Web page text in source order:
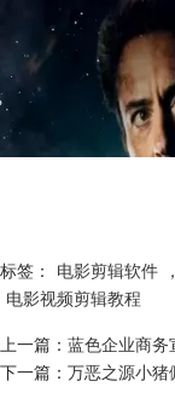
标签： 电影剪辑软件 ，
电影视频剪辑教程
上一篇： 蓝色企业商务
下一篇： 万恶之源小猪